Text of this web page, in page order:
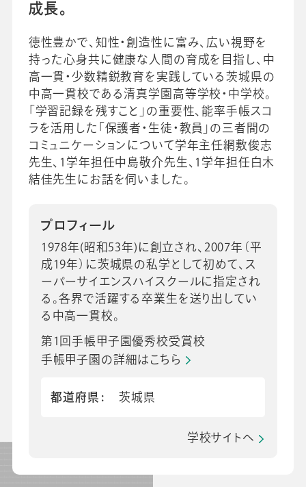
会社情報 グループ会社 プライバシーポリシー個人情報保護法利用規約
採用情報
ビジネスツール事業 企業情報
成長。
徳性豊かで、知性・創造性に富み、広い視野を
持った心身共に健康な人間の育成を目指し、中
高一貫・少数精鋭教育を実践している茨城県の
中高一貫校である清真学園高等学校・中学校。
「学習記録を残すこと」の重要性、能率手帳スコ
ラを活用した「保護者・生徒・教員」の三者間の
コミュニケーションについて学年主任網敷俊志
先生、1学年担任中島敬介先生、1学年担任白木
結佳先生にお話を伺いました。
プロフィール
1978年(昭和53年)に創立され、2007年（平
成19年）に茨城県の私学として初めて、ス
ーパーサイエンスハイスクールに指定され
る。各界で活躍する卒業生を送り出してい
る中高一貫校。
第1回手帳甲子園優秀校受賞校
手帳甲子園の詳細はこちら
都道府県 茨城県
学校サイトへ